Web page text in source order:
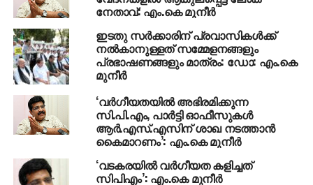
നക്ഷത്രാംഗിത ഹരിത പതാക വാനോളമുയർത്താൻ
എം എസ് എഫുകാരുണ്ടാകും!ഗർഭവതികളായ
സഹോദരിമാരുടെ മുമ്പിൽ നിന്ന് മുസ്ലിംലീഗ് എന്ന്
വിളിച്ചാൽ ഗർഭസ്ഥ ശിശു പോലും സിന്ദാബാദ്
വിളിക്കുന്ന ഒരു കാലം വരും”
ആ കാലമിതാ വന്നുചേർന്നിരിക്കുന്നു!
വിദ്യാഭ്യാസമുള്ള തലമുറ വരുന്നതോടെ എം എസ്
എഫിന്റെ പ്രസക്തി നഷ്ടപ്പെടുമെന്ന്
പറഞ്ഞവരുണ്ടായിരുന്നു!ആ പ്രവചനങ്ങൾക്കുള്ള
നേതാവ്: എം.കെ മുനീര്‍
ഇടതു സർക്കാരിന് പ്രവാസികൾക്ക്
നൽകാനുള്ളത് സമ്മേളനങ്ങളും
പ്രഭാഷണങ്ങളും മാത്രം: ഡോ: എം.കെ
മുനീർ
‘വര്‍ഗീയതയില്‍ അഭിരമിക്കുന്ന
സി.പി.എം, പാര്‍ട്ടി ഓഫീസുകള്‍
ആര്‍.എസ്.എസിന് ശാഖ നടത്താന്‍
കൈമാറണം’: എം.കെ മുനീര്‍
‘വടകരയില്‍ വര്‍ഗീയത കളിച്ചത്
സിപിഎം’: എം.കെ മുനീര്‍